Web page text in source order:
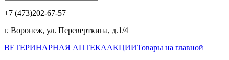
+7 (473)202-67-57
г. Воронеж, ул. Переверткина, д.1/4
ВЕТЕРИНАРНАЯ АПТЕКААКЦИИТовары на главной